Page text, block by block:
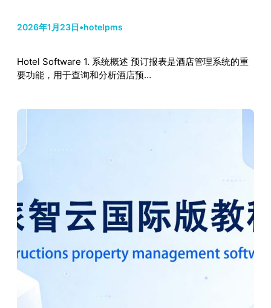
2026年1月23日•hotelpms
Hotel Software 1. 系统概述 预订报表是酒店管理系统的重
要功能，用于查询和分析酒店预…